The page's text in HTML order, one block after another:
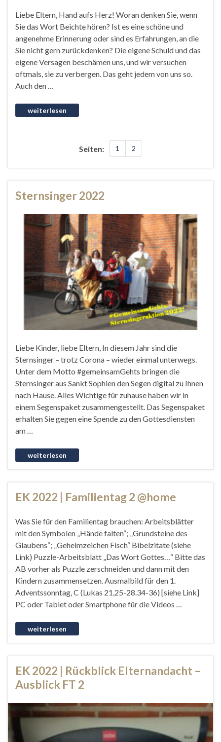
Liebe Eltern, Hand aufs Herz! Woran denken Sie, wenn
Sie das Wort Beichte hören? Ist es eine schöne und
angenehme Erinnerung oder sind es Erfahrungen, an die
Sie nicht gern zurückdenken? Die eigene Schuld und das
eigene Versagen beschämen uns, und wir versuchen
oftmals, sie zu verbergen. Das geht jedem von uns so.
Auch den …
Seiten: 1 2
Sternsinger 2022
Liebe Kinder, liebe Eltern, In diesem Jahr sind die
Sternsinger – trotz Corona – wieder einmal unterwegs.
Unter dem Motto #gemeinsamGehts bringen die
Sternsinger aus Sankt Sophien den Segen digital zu Ihnen
nach Hause. Alles Wichtige für zuhause haben wir in
einem Segenspaket zusammengestellt. Das Segenspaket
erhalten Sie gegen eine Spende zu den Gottesdiensten
am …
EK 2022 | Familientag 2 @home
Was Sie für den Familientag brauchen: Arbeitsblätter
mit den Symbolen „Hände falten“; „Grundsteine des
Glaubens“; „Geheimzeichen Fisch“ Bibelzitate (siehe
Link) Puzzle-Arbeitsblatt „Das Wort Gottes…“ Bitte das
AB vorher als Puzzle zerschneiden und dann mit den
Kindern zusammensetzen. Ausmalbild für den 1.
Adventssonntag, C (Lukas 21,25-28.34-36) [siehe Link]
PC oder Tablet oder Smartphone für die Videos …
EK 2022 | Rückblick Elternandacht –
Ausblick FT 2